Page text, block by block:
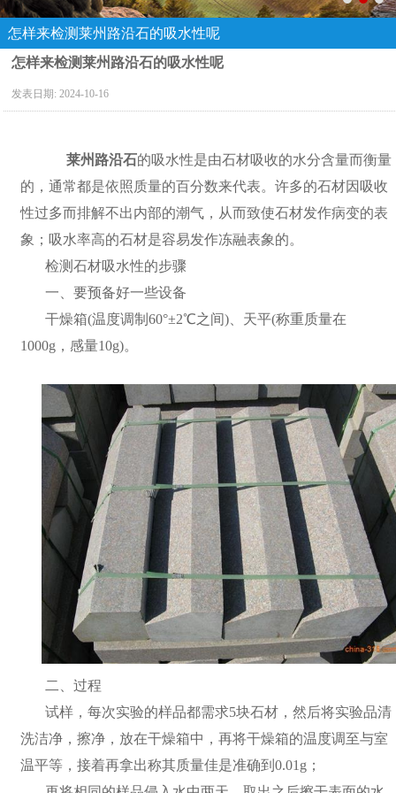
怎样来检测莱州路沿石的吸水性呢
怎样来检测莱州路沿石的吸水性呢
发表日期:2024-10-16
莱州路沿石的吸水性是由石材吸收的水分含量而衡量
的，通常都是依照质量的百分数来代表。许多的石材因吸收
性过多而排解不出内部的潮气，从而致使石材发作病变的表
象；吸水率高的石材是容易发作冻融表象的。
检测石材吸水性的步骤
一、要预备好一些设备
干燥箱(温度调制60°±2℃之间)、天平(称重质量在
1000g，感量10g)。
二、过程
试样，每次实验的样品都需求5块石材，然后将实验品清
洗洁净，擦净，放在干燥箱中，再将干燥箱的温度调至与室
温平等，接着再拿出称其质量佳是准确到0.01g；